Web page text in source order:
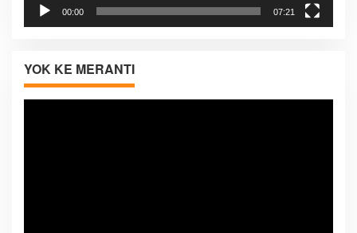
00:00 07:21
YOK KE MERANTI